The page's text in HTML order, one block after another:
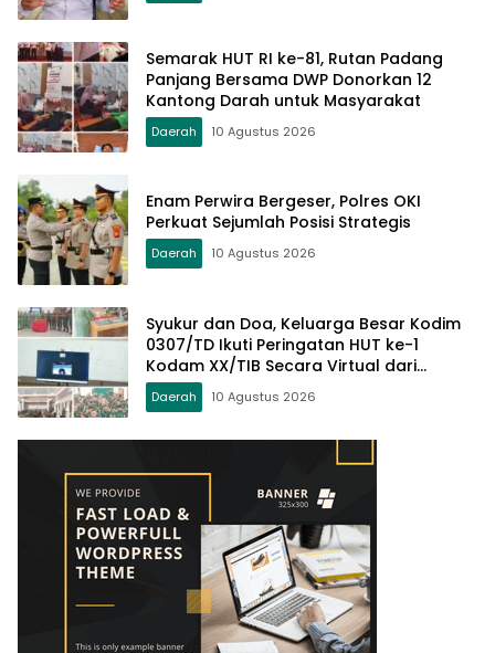
Semarak HUT RI ke-81, Rutan Padang
Panjang Bersama DWP Donorkan 12
Kantong Darah untuk Masyarakat
Daerah 10 Agustus 2026
Enam Perwira Bergeser, Polres OKI
Perkuat Sejumlah Posisi Strategis
Daerah 10 Agustus 2026
Syukur dan Doa, Keluarga Besar Kodim
0307/TD Ikuti Peringatan HUT ke-1
Kodam XX/TIB Secara Virtual dari
Padang
Daerah 10 Agustus 2026